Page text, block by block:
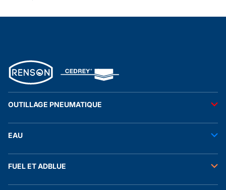
OUTILLAGE PNEUMATIQUE
Accessoires pneumatiques
EAU
Tuyaux
Raccords et autres accessoires
FUEL ET ADBLUE